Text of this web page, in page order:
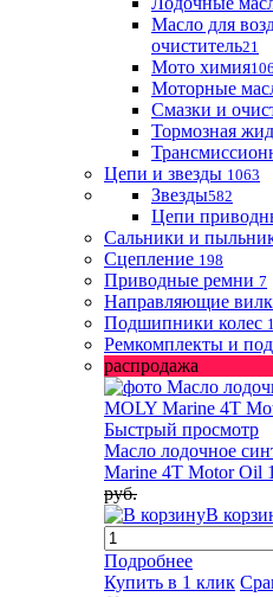
Масло для
очиститель21
Мото химия106
Моторные
Смазки и
Тормозная
Цепи и звезды 1063
Звезды582
Цепи
Сальники и
Сцепление 198
Приводные ремни 7
Направляющие
Подшипники колес
Ремкомплекты и
распродажа
Быстрый просмотр
Масло лодочное
Marine 4T Motor Oil
руб.
В
Подробнее
Купить в 1 клик